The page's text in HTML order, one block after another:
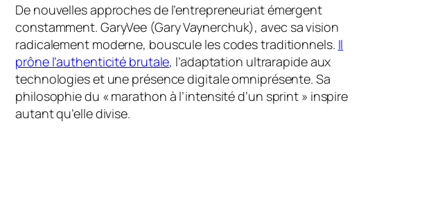
De nouvelles approches de l’entrepreneuriat émergent
constamment. GaryVee (Gary Vaynerchuk), avec sa vision
radicalement moderne, bouscule les codes traditionnels. Il
prône l’authenticité brutale, l’adaptation ultrarapide aux
technologies et une présence digitale omniprésente. Sa
philosophie du « marathon à l’intensité d’un sprint » inspire
autant qu’elle divise.